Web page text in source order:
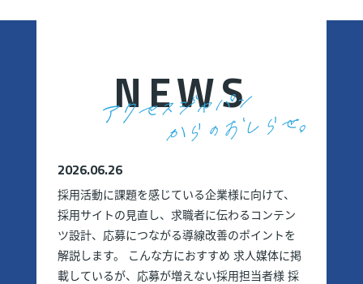
NEWS
2026.06.26
採用活動に課題を感じている企業様に向けて、
採用サイトの見直し、求職者に伝わるコンテン
ツ設計、応募につながる導線改善のポイントを
解説します。 こんな方におすすめ 求人媒体に掲
載しているが、応募が増えない採用担当者様 採